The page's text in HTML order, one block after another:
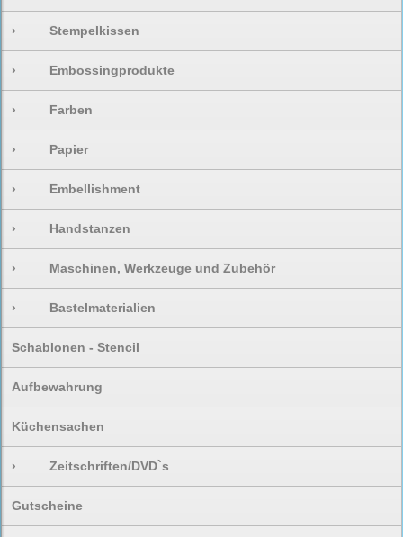
› Stempelkissen
› Embossingprodukte
› Farben
› Papier
› Embellishment
› Handstanzen
› Maschinen, Werkzeuge und Zubehör
› Bastelmaterialien
Schablonen - Stencil
Aufbewahrung
Küchensachen
› Zeitschriften/DVD`s
Gutscheine